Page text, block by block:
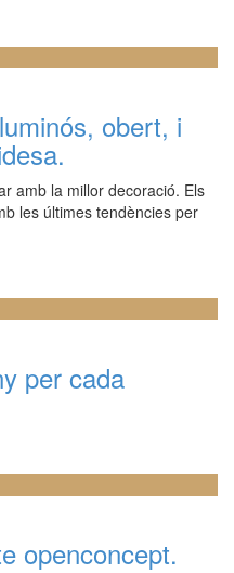
obert, i
amb la millor decoració. Els
les últimes tendències per
per cada
openconcept.